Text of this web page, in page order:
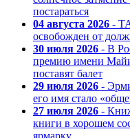
постараться
04 августа 2026 -
освобожден от
30 июля 2026 - В
премию имени Майи
поставят балет
29 июля 2026 -
его имя стало
27 июля 2026 -
книги в хорошем
ярмарку